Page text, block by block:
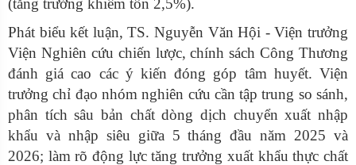
(tăng trưởng khiêm tốn 2,5%).
Phát biểu kết luận, TS. Nguyễn Văn Hội - Viện trưởng
Viện Nghiên cứu chiến lược, chính sách Công Thương
đánh giá cao các ý kiến đóng góp tâm huyết. Viện
trưởng chỉ đạo nhóm nghiên cứu cần tập trung so sánh,
phân tích sâu bản chất dòng dịch chuyển xuất nhập
khẩu và nhập siêu giữa 5 tháng đầu năm 2025 và
2026; làm rõ động lực tăng trưởng xuất khẩu thực chất